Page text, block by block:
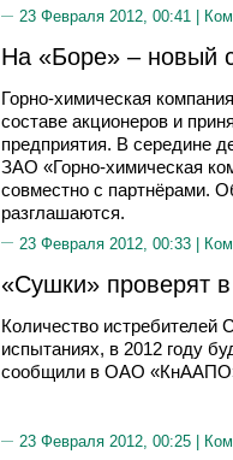
23 Февраля 2012, 00:41 |
На «Боре» – новый
Горно-химическая
составе акционеров и
предприятия. В середине
ЗАО «Горно-химическая
совместно с партнёрами.
разглашаются.
23 Февраля 2012, 00:33 |
«Сушки» проверят
Количество
испытаниях, в 2012 году
сообщили в ОАО
23 Февраля 2012, 00:25 |